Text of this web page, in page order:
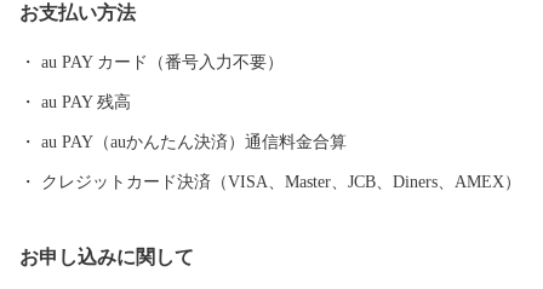
が咲き誇る、食・桜・歴史を間近に感じることができる街です。
お支払い方法
au PAY カード（番号入力不要）
au PAY 残高
au PAY（auかんたん決済）通信料金合算
クレジットカード決済（VISA、Master、JCB、Diners、AMEX）
お申し込みに関して